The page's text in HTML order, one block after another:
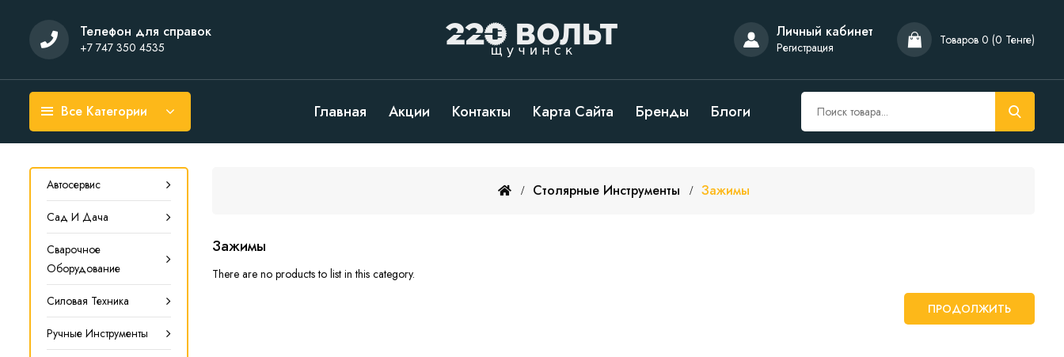
Телефон для справок
+7 747 350 4535
Личный кабинет
Регистрация Товаров 0 (0 Тенге)
Все Категории Главная Акции Контакты Карта Сайта Бренды Блоги
Автосервис
Сад И Дача
Сварочное
Оборудование
Силовая Техника
Ручные Инструменты
Столярные Инструменты Зажимы
Зажимы
There are no products to list in this category.
ПРОДОЛЖИТЬ